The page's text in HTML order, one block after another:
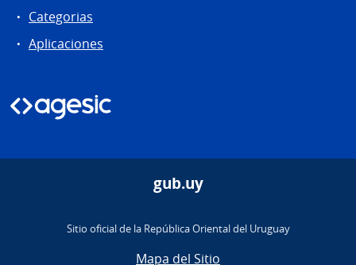
Categorias
Aplicaciones
gub.uy
Sitio oficial de la República Oriental del Uruguay
Mapa del Sitio